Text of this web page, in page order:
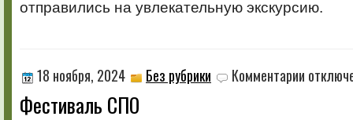
отправились на увлекательную экскурсию.
18 ноября, 2024 Без рубрики Комментарии записи
Фестиваль СПО